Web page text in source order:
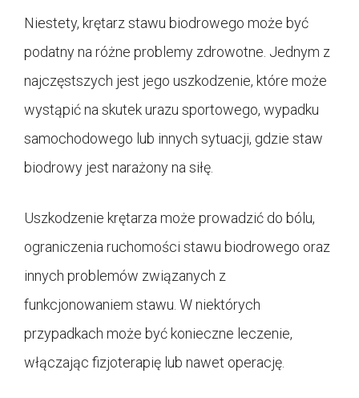
Niestety, krętarz stawu biodrowego może być
podatny na różne problemy zdrowotne. Jednym z
najczęstszych jest jego uszkodzenie, które może
wystąpić na skutek urazu sportowego, wypadku
samochodowego lub innych sytuacji, gdzie staw
biodrowy jest narażony na siłę.
Uszkodzenie krętarza może prowadzić do bólu,
ograniczenia ruchomości stawu biodrowego oraz
innych problemów związanych z
funkcjonowaniem stawu. W niektórych
przypadkach może być konieczne leczenie,
włączając fizjoterapię lub nawet operację.